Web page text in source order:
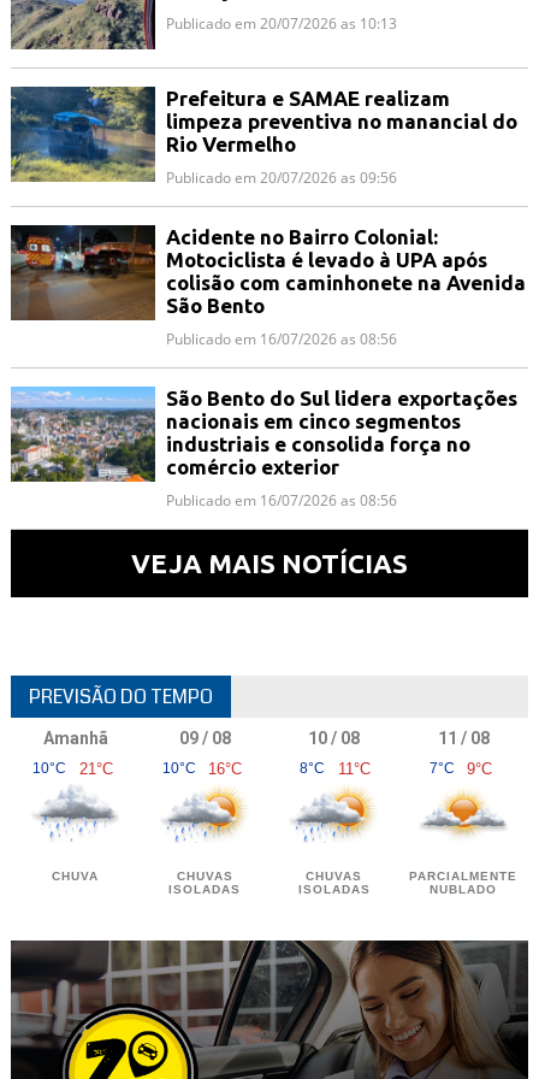
Publicado em 20/07/2026 as 10:13
Prefeitura e SAMAE realizam
limpeza preventiva no manancial do
Rio Vermelho
Publicado em 20/07/2026 as 09:56
Acidente no Bairro Colonial:
Motociclista é levado à UPA após
colisão com caminhonete na Avenida
São Bento
Publicado em 16/07/2026 as 08:56
São Bento do Sul lidera exportações
nacionais em cinco segmentos
industriais e consolida força no
comércio exterior
Publicado em 16/07/2026 as 08:56
VEJA MAIS NOTÍCIAS
PREVISÃO DO TEMPO
Amanhã
10°C 21°C
CHUVA
09 / 08
10°C 16°C
CHUVAS
ISOLADAS
10 / 08
8°C 11°C
CHUVAS
ISOLADAS
11 / 08
7°C 9°C
PARCIALMENTE
NUBLADO